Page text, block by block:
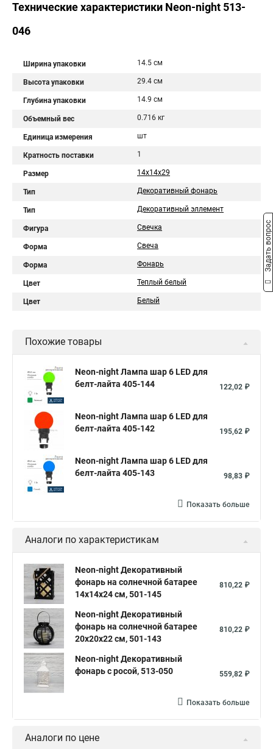
Технические характеристики Neon-night 513-
046
Ширина упаковки 14.5 см
Высота упаковки 29.4 см
Глубина упаковки 14.9 см
Объемный вес 0.716 кг
Единица измерения шт
Кратность поставки 1
Размер 14x14x29
Тип Декоративный фонарь
Тип Декоративный эллемент
Фигура Свечка
Форма Свеча
Форма Фонарь
Цвет Теплый белый
Цвет Белый
Похожие товары
Neon-night Лампа шар 6 LED для
белт-лайта 405-144
122,02 ₽
Neon-night Лампа шар 6 LED для
белт-лайта 405-142
195,62 ₽
Neon-night Лампа шар 6 LED для
белт-лайта 405-143
98,83 ₽
Показать больше
Аналоги по характеристикам
Neon-night Декоративный
фонарь на солнечной батарее
14х14х24 см, 501-145
810,22 ₽
Neon-night Декоративный
фонарь на солнечной батарее
20х20х22 см, 501-143
810,22 ₽
Neon-night Декоративный
фонарь с росой, 513-050
559,82 ₽
Показать больше
Аналоги по цене
Задать вопрос